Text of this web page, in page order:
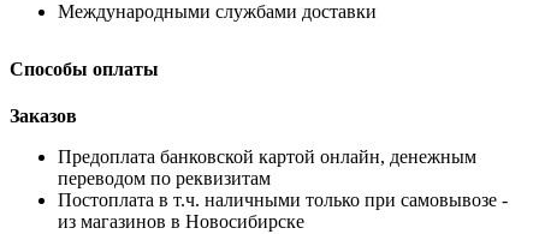
Международными службами доставки
Способы оплаты
Заказов
Предоплата банковской картой онлайн, денежным
переводом по реквизитам
Постоплата в т.ч. наличными только при самовывозе -
из магазинов в Новосибирске